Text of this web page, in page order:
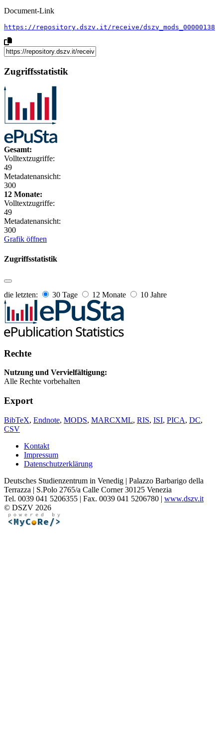
Document-Link
https://repository.dszv.it/receive/dszv_mods_00000138
Zugriffsstatistik
Gesamt:
Volltextzugriffe:
49
Metadatenansicht:
300
12 Monate:
Volltextzugriffe:
49
Metadatenansicht:
300
Grafik öffnen
Zugriffsstatistik
die letzten: 30 Tage 12 Monate 10 Jahre
Rechte
Nutzung und Vervielfältigung:
Alle Rechte vorbehalten
Export
BibTeX, Endnote, MODS, MARCXML, RIS, ISI, PICA, DC,
CSV
Kontakt
Impressum
Datenschutzerklärung
Deutsches Studienzentrum in Venedig | Palazzo Barbarigo della
Terrazza | S.Polo 2765/a Calle Corner 30125 Venezia
Tel. 0039 041 5206355 | Fax. 0039 041 5206780 | www.dszv.it
© DSZV 2026